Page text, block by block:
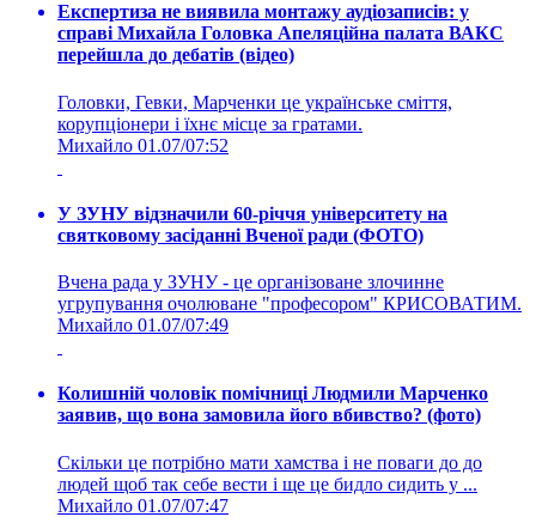
Експертиза не виявила монтажу аудіозаписів: у
справі Михайла Головка Апеляційна палата ВАКС
перейшла до дебатів (відео)
Головки, Гевки, Марченки це українське сміття,
корупціонери і їхнє місце за гратами.
Михайло 01.07/07:52
У ЗУНУ відзначили 60-річчя університету на
святковому засіданні Вченої ради (ФОТО)
Вчена рада у ЗУНУ - це організоване злочинне
угрупування очолюване "професором" КРИСОВАТИМ.
Михайло 01.07/07:49
Колишній чоловік помічниці Людмили Марченко
заявив, що вона замовила його вбивство? (фото)
Скільки це потрібно мати хамства і не поваги до до
людей щоб так себе вести і ще це бидло сидить у ...
Михайло 01.07/07:47